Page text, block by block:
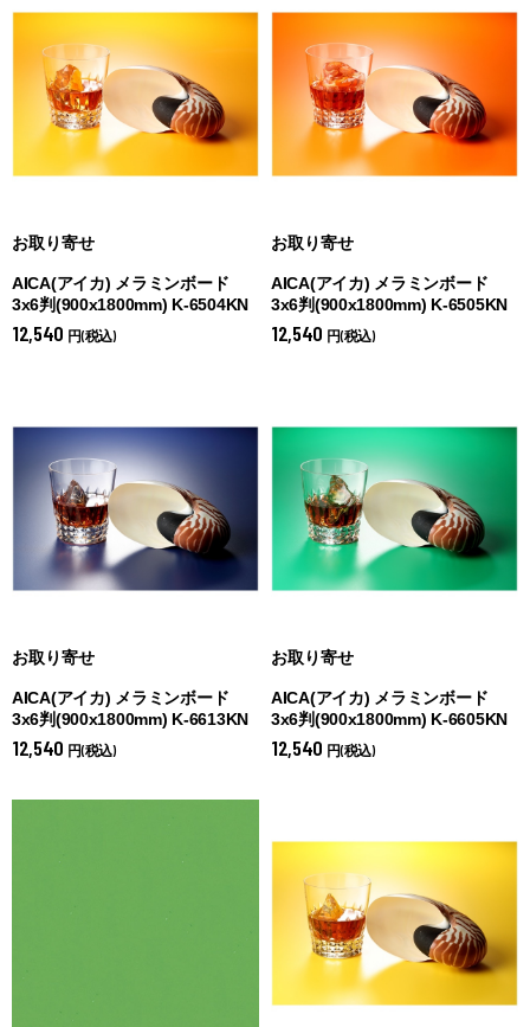
お取り寄せ
AICA(アイカ) メラミンボード
3x6判(900x1800mm) K-6504KN
12,540 円(税込)
お取り寄せ
AICA(アイカ) メラミンボード
3x6判(900x1800mm) K-6505KN
12,540 円(税込)
お取り寄せ
AICA(アイカ) メラミンボード
3x6判(900x1800mm) K-6613KN
12,540 円(税込)
お取り寄せ
AICA(アイカ) メラミンボード
3x6判(900x1800mm) K-6605KN
12,540 円(税込)